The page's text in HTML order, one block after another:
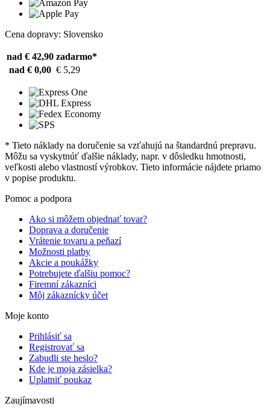
Cena dopravy: Slovensko
nad € 42,90 zadarmo*
nad € 0,00 € 5,29
* Tieto náklady na doručenie sa vzťahujú na štandardnú prepravu.
Môžu sa vyskytnúť ďalšie náklady, napr. v dôsledku hmotnosti,
veľkosti alebo vlastností výrobkov. Tieto informácie nájdete priamo
v popise produktu.
Pomoc a podpora
Ako si môžem objednať tovar?
Doprava a doručenie
Vrátenie tovaru a peňazí
Možnosti platby
Akcie a poukážky
Potrebujete ďalšiu pomoc?
Firemní zákazníci
Môj zákaznícky účet
Moje konto
Prihlásiť sa
Registrovať sa
Zabudli ste heslo?
Kde je moja zásielka?
Uplatniť poukaz
Zaujímavosti